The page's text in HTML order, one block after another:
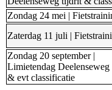
Zondag 24 mei |
Zaterdag 11 juli |
Zondag 20 september |
Limietendag
& evt classificatie